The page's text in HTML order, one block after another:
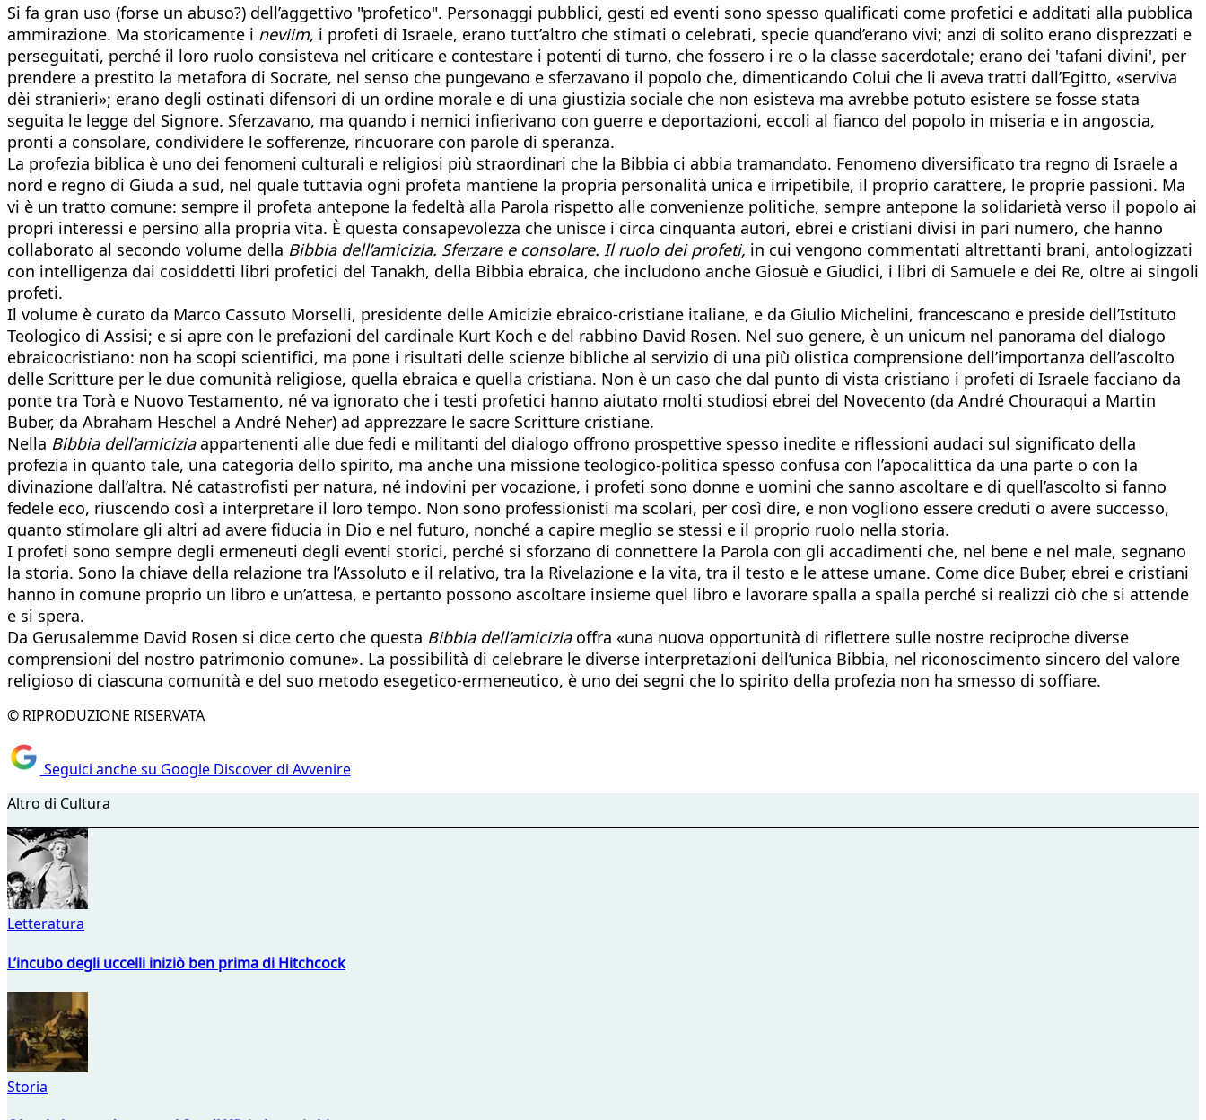
Si fa gran uso (forse un abuso?) dell’aggettivo "profetico". Personaggi pubblici, gesti ed eventi sono spesso qualificati come profetici e additati alla pubblica
ammirazione. Ma storicamente i neviim, i profeti di Israele, erano tutt’altro che stimati o celebrati, specie quand’erano vivi; anzi di solito erano disprezzati e
perseguitati, perché il loro ruolo consisteva nel criticare e contestare i potenti di turno, che fossero i re o la classe sacerdotale; erano dei 'tafani divini', per
prendere a prestito la metafora di Socrate, nel senso che pungevano e sferzavano il popolo che, dimenticando Colui che li aveva tratti dall’Egitto, «serviva
dèi stranieri»; erano degli ostinati difensori di un ordine morale e di una giustizia sociale che non esisteva ma avrebbe potuto esistere se fosse stata
seguita le legge del Signore. Sferzavano, ma quando i nemici infierivano con guerre e deportazioni, eccoli al fianco del popolo in miseria e in angoscia,
pronti a consolare, condividere le sofferenze, rincuorare con parole di speranza.
La profezia biblica è uno dei fenomeni culturali e religiosi più straordinari che la Bibbia ci abbia tramandato. Fenomeno diversificato tra regno di Israele a
nord e regno di Giuda a sud, nel quale tuttavia ogni profeta mantiene la propria personalità unica e irripetibile, il proprio carattere, le proprie passioni. Ma
vi è un tratto comune: sempre il profeta antepone la fedeltà alla Parola rispetto alle convenienze politiche, sempre antepone la solidarietà verso il popolo ai
propri interessi e persino alla propria vita. È questa consapevolezza che unisce i circa cinquanta autori, ebrei e cristiani divisi in pari numero, che hanno
collaborato al secondo volume della Bibbia dell’amicizia. Sferzare e consolare. Il ruolo dei profeti, in cui vengono commentati altrettanti brani, antologizzati
con intelligenza dai cosiddetti libri profetici del Tanakh, della Bibbia ebraica, che includono anche Giosuè e Giudici, i libri di Samuele e dei Re, oltre ai singoli
profeti.
Il volume è curato da Marco Cassuto Morselli, presidente delle Amicizie ebraico-cristiane italiane, e da Giulio Michelini, francescano e preside dell’Istituto
Teologico di Assisi; e si apre con le prefazioni del cardinale Kurt Koch e del rabbino David Rosen. Nel suo genere, è un unicum nel panorama del dialogo
ebraicocristiano: non ha scopi scientifici, ma pone i risultati delle scienze bibliche al servizio di una più olistica comprensione dell’importanza dell’ascolto
delle Scritture per le due comunità religiose, quella ebraica e quella cristiana. Non è un caso che dal punto di vista cristiano i profeti di Israele facciano da
ponte tra Torà e Nuovo Testamento, né va ignorato che i testi profetici hanno aiutato molti studiosi ebrei del Novecento (da André Chouraqui a Martin
Buber, da Abraham Heschel a André Neher) ad apprezzare le sacre Scritture cristiane.
Nella Bibbia dell’amiciziaappartenenti alle due fedi e militanti del dialogo offrono prospettive spesso inedite e riflessioni audaci sul significato della
profezia in quanto tale, una categoria dello spirito, ma anche una missione teologico-politica spesso confusa con l’apocalittica da una parte o con la
divinazione dall’altra. Né catastrofisti per natura, né indovini per vocazione, i profeti sono donne e uomini che sanno ascoltare e di quell’ascolto si fanno
fedele eco, riuscendo così a interpretare il loro tempo. Non sono professionisti ma scolari, per così dire, e non vogliono essere creduti o avere successo,
quanto stimolare gli altri ad avere fiducia in Dio e nel futuro, nonché a capire meglio se stessi e il proprio ruolo nella storia.
I profeti sono sempre degli ermeneuti degli eventi storici, perché si sforzano di connettere la Parola con gli accadimenti che, nel bene e nel male, segnano
la storia. Sono la chiave della relazione tra l’Assoluto e il relativo, tra la Rivelazione e la vita, tra il testo e le attese umane. Come dice Buber, ebrei e cristiani
hanno in comune proprio un libro e un’attesa, e pertanto possono ascoltare insieme quel libro e lavorare spalla a spalla perché si realizzi ciò che si attende
e si spera.
Da Gerusalemme David Rosen si dice certo che questa Bibbia dell’amiciziaoffra «una nuova opportunità di riflettere sulle nostre reciproche diverse
comprensioni del nostro patrimonio comune». La possibilità di celebrare le diverse interpretazioni dell’unica Bibbia, nel riconoscimento sincero del valore
religioso di ciascuna comunità e del suo metodo esegetico-ermeneutico, è uno dei segni che lo spirito della profezia non ha smesso di soffiare.
© RIPRODUZIONE RISERVATA
Seguici anche su Google Discover di Avvenire
Altro di Cultura
Letteratura
L’incubo degli uccelli iniziò ben prima di Hitchcock
Storia